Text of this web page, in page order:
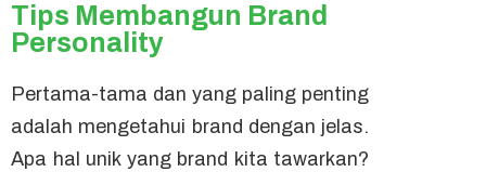
Tips Membangun Brand
Personality
Pertama-tama dan yang paling penting
adalah mengetahui brand dengan jelas.
Apa hal unik yang brand kita tawarkan?